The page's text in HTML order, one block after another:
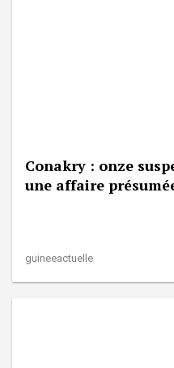
Conakry : onze
une affaire
guineeactuelle